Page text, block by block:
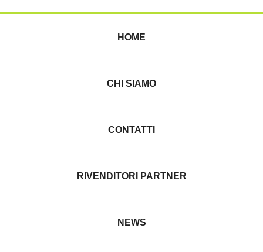
HOME
CHI SIAMO
CONTATTI
RIVENDITORI PARTNER
NEWS